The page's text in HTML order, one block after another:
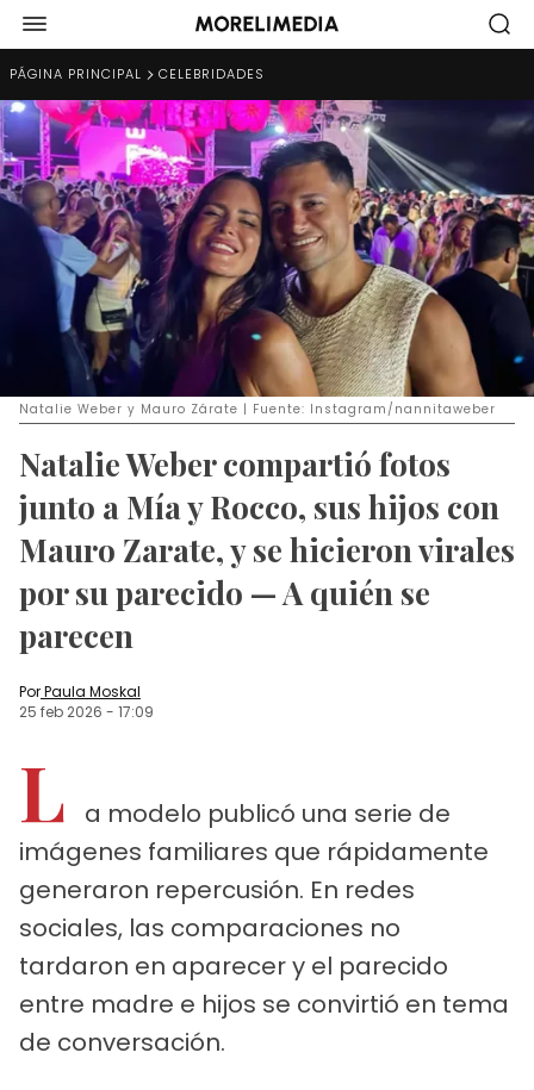
PÁGINA PRINCIPAL CELEBRIDADES
Natalie Weber y Mauro Zárate | Fuente: Instagram/nannitaweber
Natalie Weber compartió fotos
junto a Mía y Rocco, sus hijos con
Mauro Zarate, y se hicieron virales
por su parecido — A quién se
parecen
PorPaula Moskal
25 feb 2026 - 17:09
L
a modelo publicó una serie de
imágenes familiares que rápidamente
generaron repercusión. En redes
sociales, las comparaciones no
tardaron en aparecer y el parecido
entre madre e hijos se convirtió en tema
de conversación.